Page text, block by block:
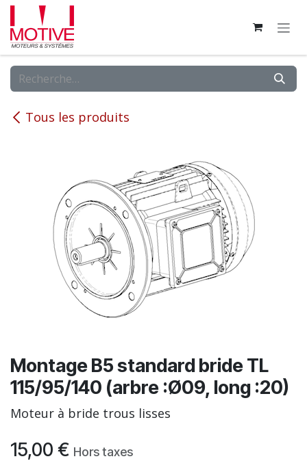
Se rendre au contenu
Tous les produits
Montage B5 standard bride TL
115/95/140 (arbre :Ø09, long :20)
Moteur à bride trous lisses
15,00 € Hors taxes